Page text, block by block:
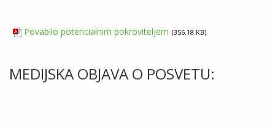
Povabilo potencialnim pokroviteljem 356.18 KB
MEDIJSKA OBJAVA O POSVETU: